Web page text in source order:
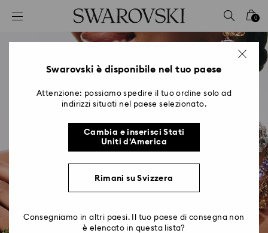
Accesskeys list
2 - Footer
0
Swarovski è disponibile nel tuo paese
Attenzione: possiamo spedire il tuo ordine solo ad
indirizzi situati nel paese selezionato.
Cambia e inserisci Stati
Uniti d'America
Rimani su Svizzera
Consegniamo in altri paesi. Il tuo paese di consegna non
è elencato in questa lista?